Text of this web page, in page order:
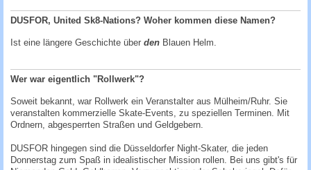
DUSFOR, United Sk8-Nations? Woher kommen diese Namen?
Ist eine längere Geschichte über den Blauen Helm.
Wer war eigentlich "Rollwerk"?
Soweit bekannt, war Rollwerk ein Veranstalter aus Mülheim/Ruhr. Sie
veranstalten kommerzielle Skate-Events, zu speziellen Terminen. Mit
Ordnern, abgesperrten Straßen und Geldgebern.
DUSFOR hingegen sind die Düsseldorfer Night-Skater, die jeden
Donnerstag zum Spaß in idealistischer Mission rollen. Bei uns gibt's für